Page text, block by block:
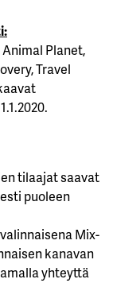
Planet,
Travel
tilaajat saavat
puoleen
Mix-
kanavan
yhteyttä